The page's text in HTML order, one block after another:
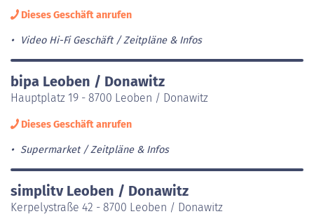
Dieses Geschäft anrufen
Video Hi-Fi Geschäft Zeitpläne & Infos
bipa Leoben / Donawitz
Hauptplatz 19 - 8700 Leoben / Donawitz
Dieses Geschäft anrufen
Supermarket Zeitpläne & Infos
simplitv Leoben / Donawitz
Kerpelystraße 42 - 8700 Leoben / Donawitz